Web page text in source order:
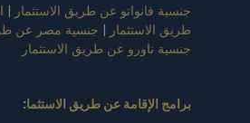
عن طريق الاستثمار| الجنسية التركية عن
جنسية مصر عن طريق الاستثمار|
عن طريق الاستثمار
عن طريق الاستثما :